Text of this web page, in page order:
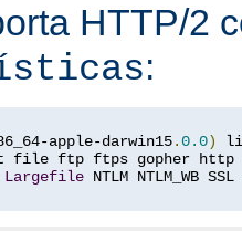
HTTP/2
:
apple-darwin15.0.0)
file ftp ftps gopher http
Largefile NTLM NTLM_WB